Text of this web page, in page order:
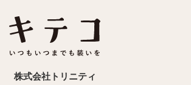
株式会社トリニティ